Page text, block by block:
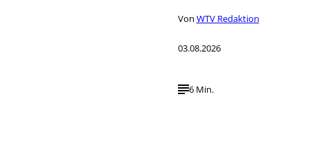
Von WTV Redaktion
03.08.2026
6 Min.